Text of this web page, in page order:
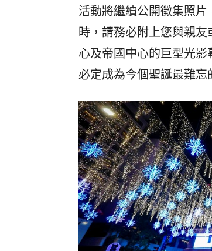
活動將繼續公開徵集照
時，請務必附上您與親
心及帝國中心的巨型光
必定成為今個聖誕最難忘